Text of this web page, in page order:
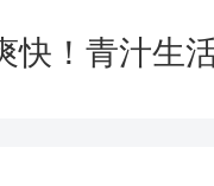
快！青汁生